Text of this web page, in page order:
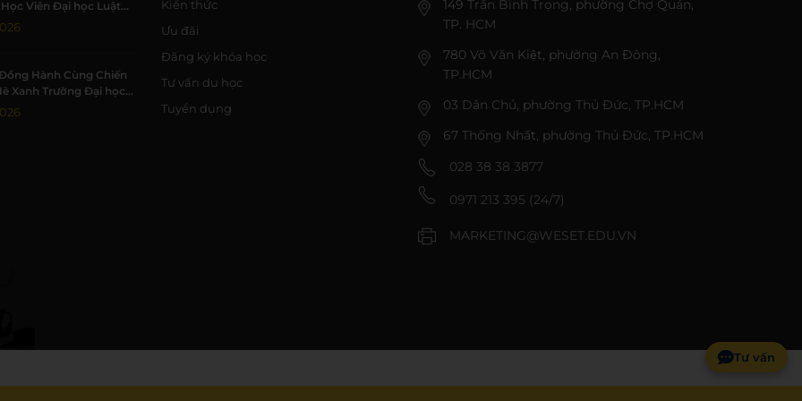
Học Viên Đại học Luật
7.0 IELTS
Hành Cùng Chiến
Xanh Trường Đại học
Tự nhiên, ĐHQG-HCM
Kiến thức
Ưu đãi
Đăng ký khóa học
Tư vấn du học
Tuyển dụng
149 Trần Bình Trọng, phường Chợ Quán,
TP. HCM
780 Võ Văn Kiệt, phường An Đông,
TP.HCM
03 Dân Chủ, phường Thủ Đức, TP.HCM
67 Thống Nhất, phường Thủ Đức, TP.HCM
028 38 38 3877
0971 213 395 (24/7)
MARKETING@WESET.EDU.VN
Tư vấn